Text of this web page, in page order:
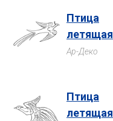
Птица
летящая
Ар-Деко
Птица
летящая